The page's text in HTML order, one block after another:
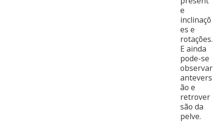
e
inclinaçõ
es e
rotações.
E ainda
pode-se
observar
antevers
ão e
retrover
são da
pelve.